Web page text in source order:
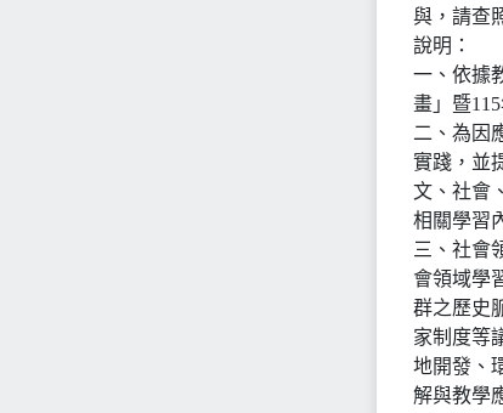
與，請查
說明：
一、依據
畫」暨
二、為因
實踐，並
文、社會
相關學習
三、社會
會領域學
群之歷史
家制度等
地開發、
解與教學